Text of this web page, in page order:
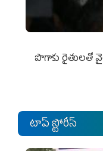
పొగాకు రైతుల‌తో
టాప్ స్టోరీస్